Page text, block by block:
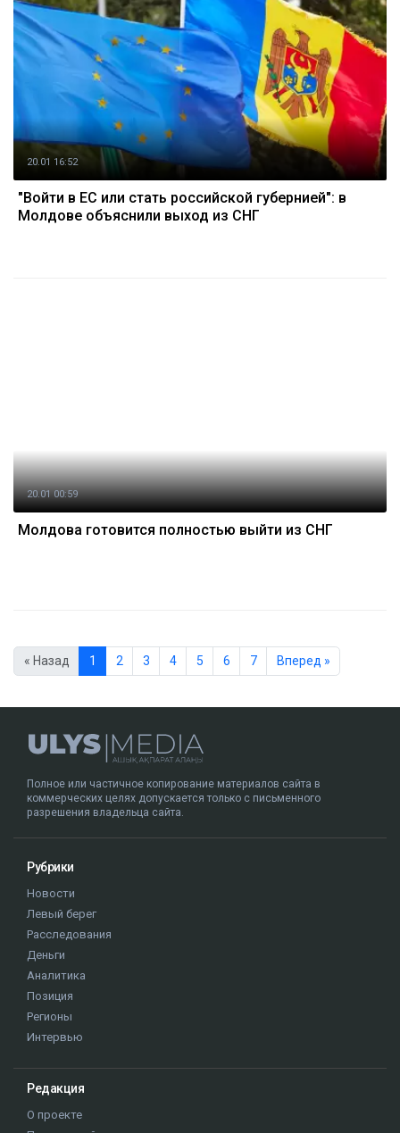
20.01 16:52
"Войти в ЕС или стать российской губернией": в
Молдове объяснили выход из СНГ
20.01 00:59
Молдова готовится полностью выйти из СНГ
« Назад 1 2 3 4 5 6 7 Вперед »
Полное или частичное копирование материалов сайта в
коммерческих целях допускается только с письменного
разрешения владельца сайта.
Рубрики
Новости
Левый берег
Расследования
Деньги
Аналитика
Позиция
Регионы
Интервью
Редакция
О проекте